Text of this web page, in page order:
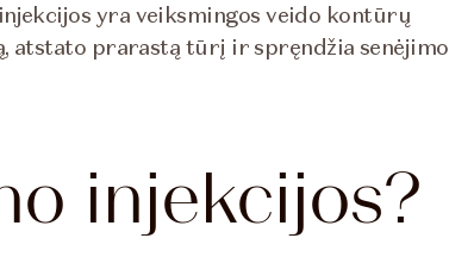
yra veiksmingos veido kontūrų
atstato prarastą tūrį ir spręndžia senėjimo
injekcijos?